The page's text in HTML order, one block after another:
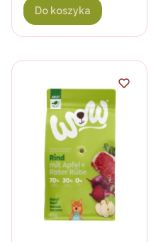
małych ras - 1 kg
Do koszyka